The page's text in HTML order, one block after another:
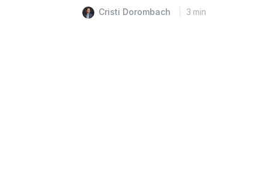
Cristi Dorombach 3 min